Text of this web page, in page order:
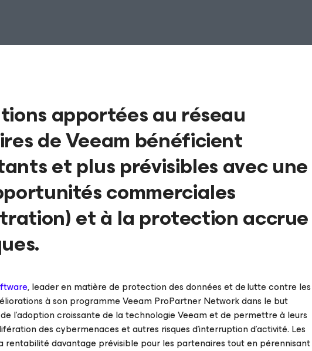
apportées au réseau
de Veeam bénéficient
et plus prévisibles avec une
commerciales
et à la protection accrue
, leader en matière de protection des données et de lutte contre les
à son programme Veeam ProPartner Network dans le but
l’adoption croissante de la technologie Veeam et de permettre à leurs
des cybermenaces et autres risques d’interruption d’activité. Les
davantage prévisible pour les partenaires tout en pérennisant